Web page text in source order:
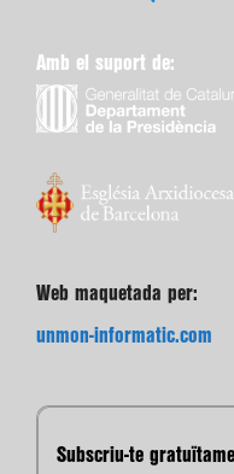
Amb el suport de:
Web maquetada per:
unmon-informatic.com
Subscriu-te